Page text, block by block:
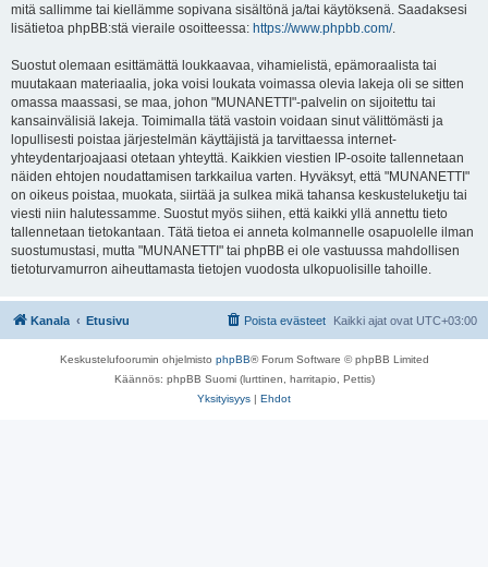
mitä sallimme tai kiellämme sopivana sisältönä ja/tai käytöksenä. Saadaksesi
lisätietoa phpBB:stä vieraile osoitteessa: https://www.phpbb.com/.
Suostut olemaan esittämättä loukkaavaa, vihamielistä, epämoraalista tai
muutakaan materiaalia, joka voisi loukata voimassa olevia lakeja oli se sitten
omassa maassasi, se maa, johon "MUNANETTI"-palvelin on sijoitettu tai
kansainvälisiä lakeja. Toimimalla tätä vastoin voidaan sinut välittömästi ja
lopullisesti poistaa järjestelmän käyttäjistä ja tarvittaessa internet-
yhteydentarjoajaasi otetaan yhteyttä. Kaikkien viestien IP-osoite tallennetaan
näiden ehtojen noudattamisen tarkkailua varten. Hyväksyt, että "MUNANETTI"
on oikeus poistaa, muokata, siirtää ja sulkea mikä tahansa keskusteluketju tai
viesti niin halutessamme. Suostut myös siihen, että kaikki yllä annettu tieto
tallennetaan tietokantaan. Tätä tietoa ei anneta kolmannelle osapuolelle ilman
suostumustasi, mutta "MUNANETTI" tai phpBB ei ole vastuussa mahdollisen
tietoturvamurron aiheuttamasta tietojen vuodosta ulkopuolisille tahoille.
Kanala Etusivu Kaikki ajat ovat UTC+03:00
Poista evästeet
Keskustelufoorumin ohjelmisto phpBB® Forum Software © phpBB Limited
Käännös: phpBB Suomi (lurttinen, harritapio, Pettis)
Yksityisyys | Ehdot